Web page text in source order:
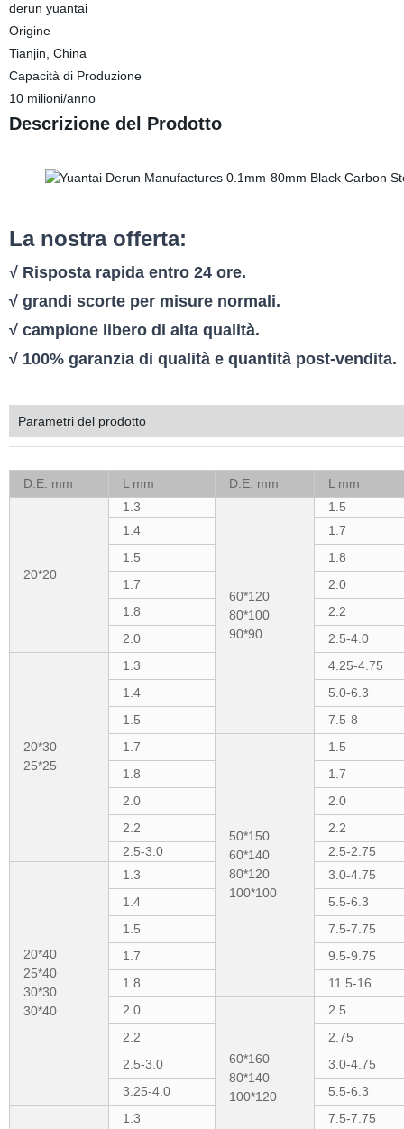
derun yuantai
Origine
Tianjin, China
Capacità di Produzione
10 milioni/anno
Descrizione del Prodotto
La nostra offerta:
√ Risposta rapida entro 24 ore.
√ grandi scorte per misure normali.
√ campione libero di alta qualità.
√ 100% garanzia di qualità e quantità post-vendita.
Parametri del prodotto
D.E. mm L mm D.E. mm L mm
20*20
1.3
60*120
80*100
90*90
1.5
1.4
1.7
1.5
1.8
1.7
2.0
1.8
2.2
2.0
2.5-4.0
20*30
25*25
1.3
4.25-4.75
1.4
5.0-6.3
1.5
7.5-8
1.7
50*150
60*140
80*120
100*100
1.5
1.8
1.7
2.0
2.0
2.2
2.2
2.5-3.0
2.5-2.75
20*40
25*40
30*30
30*40
1.3
3.0-4.75
1.4
5.5-6.3
1.5
7.5-7.75
1.7
9.5-9.75
1.8
11.5-16
2.0
60*160
80*140
100*120
2.5
2.2
2.75
2.5-3.0
3.0-4.75
3.25-4.0
5.5-6.3
1.3
7.5-7.75